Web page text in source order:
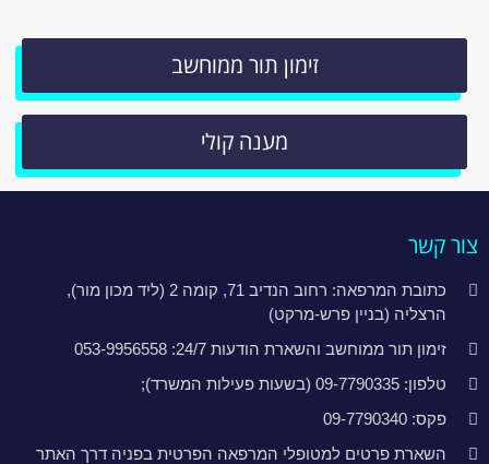
זימון תור ממוחשב
מענה קולי
צור קשר
כתובת המרפאה: רחוב הנדיב 71, קומה 2 (ליד מכון מור),
הרצליה (בניין פרש-מרקט)
זימון תור ממוחשב והשארת הודעות 24/7: 053-9956558
טלפון: 09-7790335 (בשעות פעילות המשרד);
פקס: 09-7790340
השארת פרטים למטופלי המרפאה הפרטית בפניה דרך האתר